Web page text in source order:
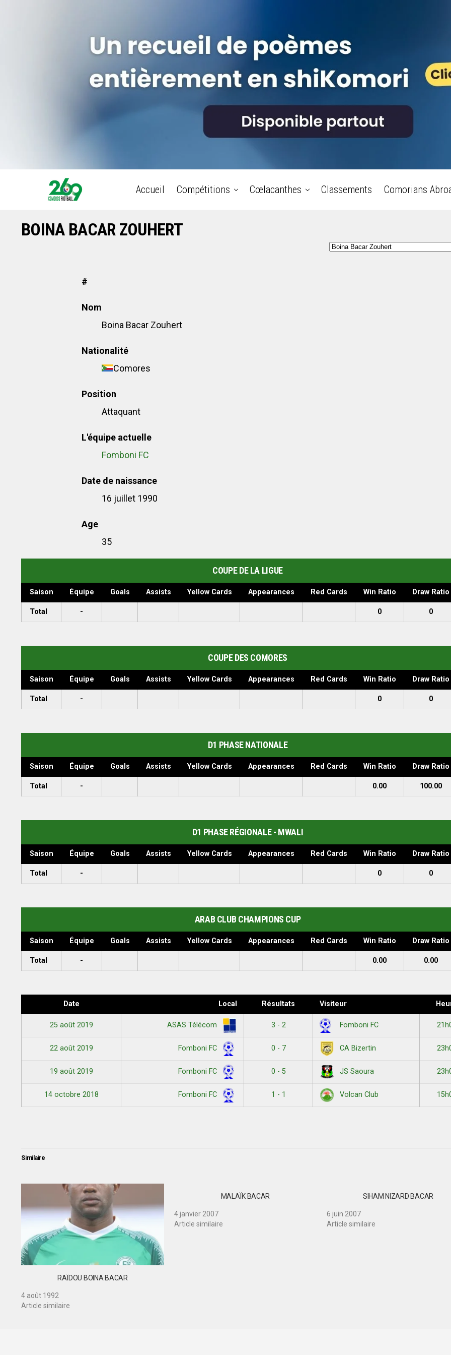
Accueil Compétitions Cœlacanthes Classements Comorians
BOINA BACAR ZOUHERT
#
Nom
Boina Bacar Zouhert
Nationalité
Comores
Position
Attaquant
L'équipe actuelle
Fomboni FC
Date de naissance
16 juillet 1990
Age
35
COUPE DE LA LIGUE
Saison Équipe Goals Assists Yellow Cards Appearances Red Cards Win Ratio Draw Ratio
Total - 0 0
COUPE DES COMORES
Saison Équipe Goals Assists Yellow Cards Appearances Red Cards Win Ratio Draw Ratio
Total - 0 0
D1 PHASE NATIONALE
Saison Équipe Goals Assists Yellow Cards Appearances Red Cards Win Ratio Draw Ratio
Total - 0.00 100.00
D1 PHASE RÉGIONALE - MWALI
Saison Équipe Goals Assists Yellow Cards Appearances Red Cards Win Ratio Draw Ratio
Total - 0 0
ARAB CLUB CHAMPIONS CUP
Saison Équipe Goals Assists Yellow Cards Appearances Red Cards Win Ratio Draw Ratio
Total - 0.00 0.00
Date Local Résultats Visiteur
25 août 2019 ASAS Télécom 3 - 2 Fomboni FC
22 août 2019 Fomboni FC 0 - 7 CA Bizertin
19 août 2019 Fomboni FC 0 - 5 JS Saoura
14 octobre 2018 Fomboni FC 1 - 1 Volcan Club
Similaire
RAÏDOU BOINA BACAR
4 août 1992
Article similaire
MALAÏK BACAR
4 janvier 2007
Article similaire
SIHAM NIZARD BACAR
6 juin 2007
Article similaire